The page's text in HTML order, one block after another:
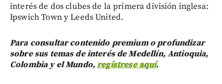
interés de dos clubes de la primera división inglesa:
Ipswich Town y Leeds United.
Para consultar contenido premium o profundizar
sobre sus temas de interés de Medellín, Antioquia,
Colombia y el Mundo,regístrese aquí.